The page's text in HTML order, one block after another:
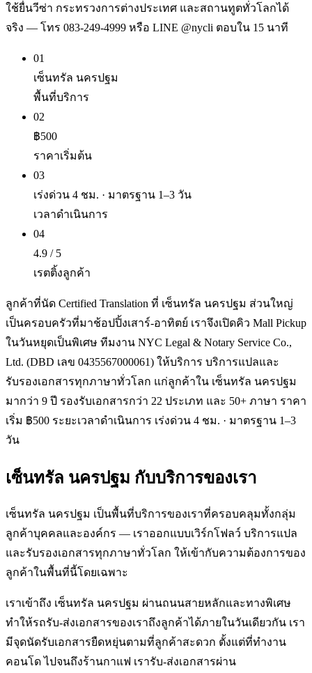
ใช้ยื่นวีซ่า กระทรวงการต่างประเทศ และสถานทูตทั่วโลกได้
จริง — โทร 083-249-4999 หรือ LINE @nycli ตอบใน 15 นาที
01
เซ็นทรัล นครปฐม
พื้นที่บริการ
02
฿500
ราคาเริ่มต้น
03
เร่งด่วน 4 ชม. · มาตรฐาน 1–3 วัน
เวลาดำเนินการ
04
4.9 / 5
เรตติ้งลูกค้า
ลูกค้าที่นัด Certified Translation ที่ เซ็นทรัล นครปฐม ส่วนใหญ่
เป็นครอบครัวที่มาช้อปปิ้งเสาร์-อาทิตย์ เราจึงเปิดคิว Mall Pickup
ในวันหยุดเป็นพิเศษ ทีมงาน NYC Legal & Notary Service Co.,
Ltd. (DBD เลข 0435567000061) ให้บริการ บริการแปลและ
รับรองเอกสารทุกภาษาทั่วโลก แก่ลูกค้าใน เซ็นทรัล นครปฐม
มากว่า 9 ปี รองรับเอกสารกว่า 22 ประเภท และ 50+ ภาษา ราคา
เริ่ม ฿500 ระยะเวลาดำเนินการ เร่งด่วน 4 ชม. · มาตรฐาน 1–3
วัน
เซ็นทรัล นครปฐม กับบริการของเรา
เซ็นทรัล นครปฐม เป็นพื้นที่บริการของเราที่ครอบคลุมทั้งกลุ่ม
ลูกค้าบุคคลและองค์กร — เราออกแบบเวิร์กโฟลว์ บริการแปล
และรับรองเอกสารทุกภาษาทั่วโลก ให้เข้ากับความต้องการของ
ลูกค้าในพื้นที่นี้โดยเฉพาะ
เราเข้าถึง เซ็นทรัล นครปฐม ผ่านถนนสายหลักและทางพิเศษ
ทำให้รถรับ-ส่งเอกสารของเราถึงลูกค้าได้ภายในวันเดียวกัน เรา
มีจุดนัดรับเอกสารยืดหยุ่นตามที่ลูกค้าสะดวก ตั้งแต่ที่ทำงาน
คอนโด ไปจนถึงร้านกาแฟ เรารับ-ส่งเอกสารผ่าน